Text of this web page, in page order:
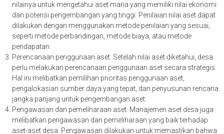
nilainya untuk mengetahui aset mana yang memiliki nilai ekonomi
dan potensi pengembangan yang tinggi. Penilaian nilai aset dapat
dilakukan dengan menggunakan metode penilaian yang sesuai,
seperti metode perbandingan, metode biaya, atau metode
pendapatan.
Perencanaan penggunaan aset: Setelah nilai aset diketahui, desa
perlu melakukan perencanaan penggunaan aset secara strategis.
Hal ini melibatkan pemilihan prioritas penggunaan aset,
pengalokasian sumber daya yang tepat, dan penyusunan rencana
jangka panjang untuk pengembangan aset.
Pengawasan dan pemeliharaan aset: Manajemen aset desa juga
melibatkan pengawasan dan pemeliharaan yang baik terhadap
aset-aset desa. Pengawasan dilakukan untuk memastikan bahwa